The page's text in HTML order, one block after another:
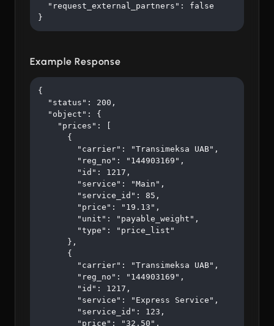
  "request_external_partners": false
}
Example Response
{
  "status": 200,
  "object": {
    "prices": [
      {
        "carrier": "Transimeksa UAB",
        "reg_no": "144903169",
        "id": 1217,
        "service": "Main",
        "service_id": 85,
        "price": "19.13",
        "unit": "payable_weight",
        "type": "price_list"
      },
      {
        "carrier": "Transimeksa UAB",
        "reg_no": "144903169",
        "id": 1217,
        "service": "Express Service",
        "service_id": 123,
        "price": "32.50",